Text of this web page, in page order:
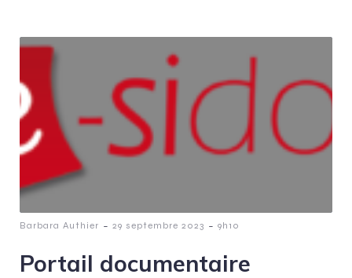
Barbara Authier - 29 septembre 2023 - 9h10
Portail documentaire